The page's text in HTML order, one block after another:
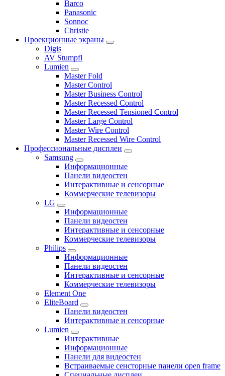
Barco
Panasonic
Sonnoc
Сhristie
Проекционные экраны
Digis
AV Stumpfl
Lumien
Master Fold
Master Control
Master Business Control
Master Recessed Control
Master Recessed Tensioned Control
Master Large Control
Master Wire Control
Master Recessed Wire Control
Профессиональные дисплеи
Samsung
Информационные
Панели видеостен
Интерактивные и сенсорные
Коммерческие телевизоры
LG
Информационные
Панели видеостен
Интерактивные и сенсорные
Коммерческие телевизоры
Philips
Информационные
Панели видеостен
Интерактивные и сенсорные
Коммерческие телевизоры
Element One
EliteBoard
Панели видеостен
Интерактивные и сенсорные
Lumien
Интерактивные
Информационные
Панели для видеостен
Встраиваемые сенсторные панели open frame